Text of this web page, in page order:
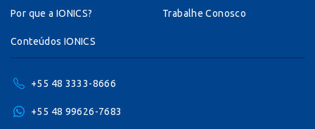
Por que a IONICS?
Conteúdos IONICS
Trabalhe Conosco
+55 48 3333-8666
+55 48 99626-7683